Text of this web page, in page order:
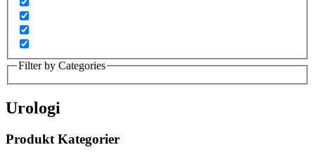
Filter by Categories
Urologi
Produkt Kategorier